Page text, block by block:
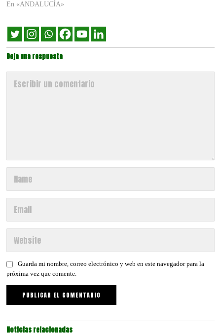
En «ANDALUCÍA»
Deja una respuesta
Guarda mi nombre, correo electrónico y web en este navegador para la
próxima vez que comente.
Noticias relacionadas